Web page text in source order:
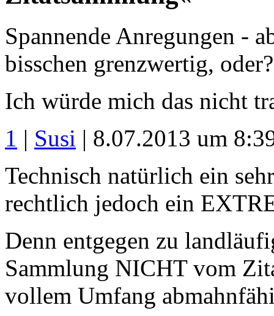
Spannende Anregungen -
bisschen grenzwertig,
Ich würde mich das nicht
1 | Susi | 8.07.2013 um
Technisch natürlich ein
rechtlich jedoch ein
Denn entgegen zu
Sammlung NICHT vom
vollem Umfang